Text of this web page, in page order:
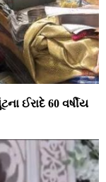
ઈરાદે 60 વર્ષીય